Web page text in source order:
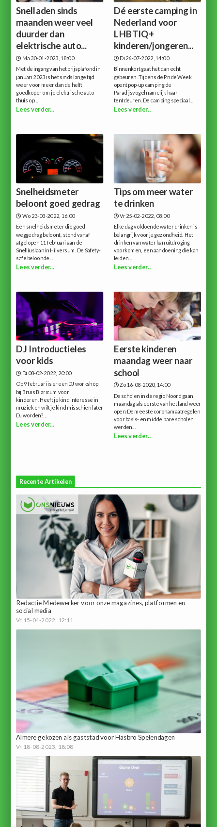
Snelladen sinds
maanden weer veel
duurder dan
elektrische auto...
Ma 30-01-2023, 18:00
Met de ingang van het prijsplafond in
januari 2023 is het sinds lange tijd
weer voor meer dan de helft
goedkoper om je elektrische auto
thuis op...
Lees verder...
Dé eerste camping in
Nederland voor
LHBTIQ+
kinderen/jongeren...
Di 26-07-2022, 14:00
Binnenkort gaat het dan echt
gebeuren. Tijdens de Pride Week
opent pop-up camping de
Paradijsvogel namelijk haar
tentdeuren. De camping speciaal...
Lees verder...
Snelheidsmeter
beloont goed gedrag
Wo 23-03-2022, 16:00
Een snelheidsmeter die goed
weggedrag beloont, stond vanaf
afgelopen 11 februari aan de
Snelliuslaan in Hilversum. De Safety-
safe beloonde...
Lees verder...
Tips om meer water
te drinken
Vr 25-02-2022, 08:00
Elke dag voldoende water drinken is
belangrijk voor je gezondheid. Het
drinken van water kan uitdroging
voorkomen, een aandoening die kan
leiden...
Lees verder...
DJ Introductieles
voor kids
Di 08-02-2022, 20:00
Op 9 februari is er een DJ workshop
bij Bruis Blaricum voor
kinderen!Heeft je kind interesse in
muziek en wilt je kind misschien later
DJ worden?...
Lees verder...
Eerste kinderen
maandag weer naar
school
Zo 16-08-2020, 14:00
De scholen in de regio Noord gaan
maandag als eerste van het land weer
open.De meeste coronamaatregelen
voor basis- en middelbare scholen
werden...
Lees verder...
Recente Artikelen
Redactie Medewerker voor onze magazines, platformen en
social media
Vr 15-04-2022, 12:11
Almere gekozen als gaststad voor Hasbro Spelendagen
Vr 18-08-2023, 18:08